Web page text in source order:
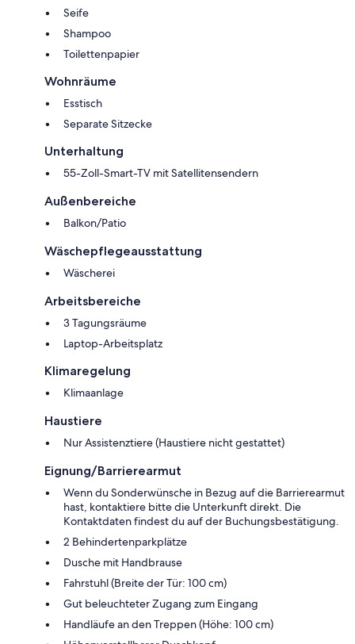
Seife
Shampoo
Toilettenpapier
Wohnräume
Esstisch
Separate Sitzecke
Unterhaltung
55-Zoll-Smart-TV mit Satellitensendern
Außenbereiche
Balkon/Patio
Wäschepflegeausstattung
Wäscherei
Arbeitsbereiche
3 Tagungsräume
Laptop-Arbeitsplatz
Klimaregelung
Klimaanlage
Haustiere
Nur Assistenztiere (Haustiere nicht gestattet)
Eignung/Barrierearmut
Wenn du Sonderwünsche in Bezug auf die Barrierearmut
hast, kontaktiere bitte die Unterkunft direkt. Die
Kontaktdaten findest du auf der Buchungsbestätigung.
2 Behindertenparkplätze
Dusche mit Handbrause
Fahrstuhl (Breite der Tür: 100 cm)
Gut beleuchteter Zugang zum Eingang
Handläufe an den Treppen (Höhe: 100 cm)